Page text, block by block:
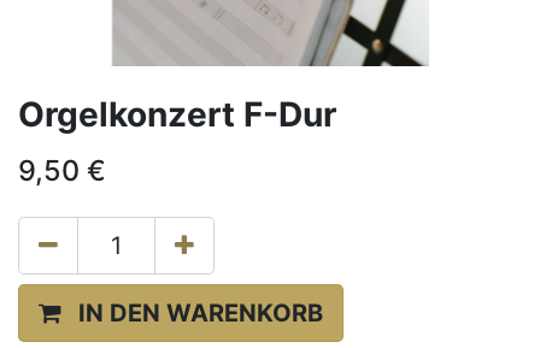
Orgelkonzert F-Dur
9,50 €
IN DEN WARENKORB